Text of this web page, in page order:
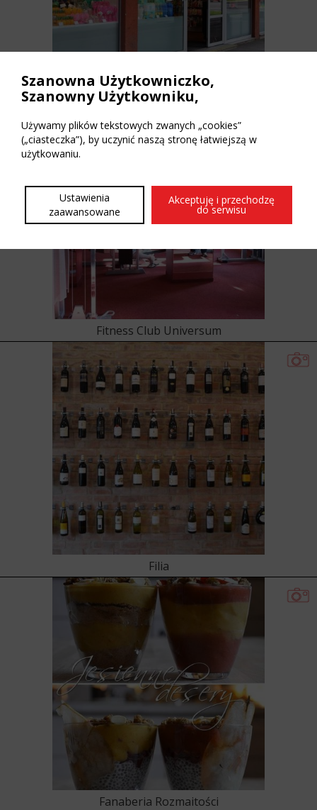
Flying Tiger Szczecin
Fitness Club Universum
Filia
Fanaberia Rozmaitości
Szanowna Użytkowniczko,
Szanowny Użytkowniku,
Używamy plików tekstowych zwanych „cookies”
(„ciasteczka”), by uczynić naszą stronę łatwiejszą w
użytkowaniu.
Ustawienia
zaawansowane
Akceptuję i przechodzę
do serwisu